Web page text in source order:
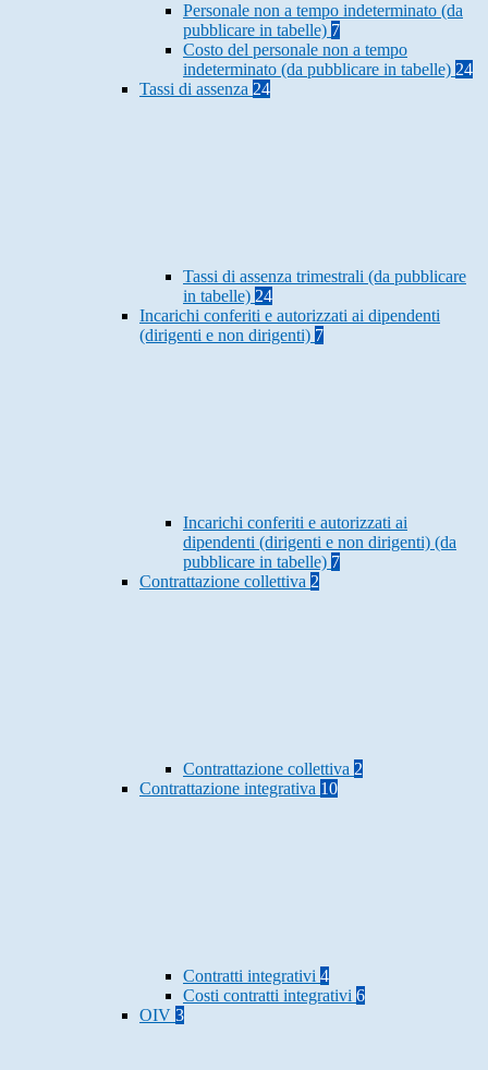
Personale non a tempo indeterminato (da
pubblicare in tabelle) 7
Costo del personale non a tempo
indeterminato (da pubblicare in tabelle) 24
Tassi di assenza 24
Tassi di assenza trimestrali (da pubblicare
in tabelle) 24
Incarichi conferiti e autorizzati ai dipendenti
(dirigenti e non dirigenti) 7
Incarichi conferiti e autorizzati ai
dipendenti (dirigenti e non dirigenti) (da
pubblicare in tabelle) 7
Contrattazione collettiva 2
Contrattazione collettiva 2
Contrattazione integrativa 10
Contratti integrativi 4
Costi contratti integrativi 6
OIV 3